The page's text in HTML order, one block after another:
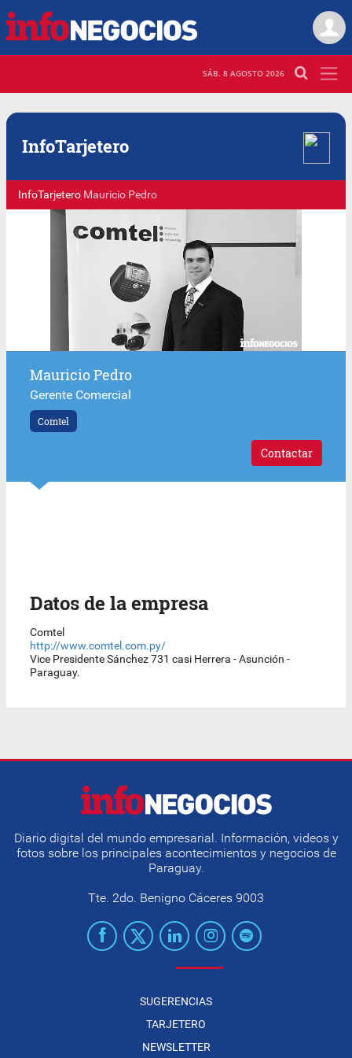
SÁB. 8 AGOSTO 2026
InfoTarjetero
InfoTarjetero Mauricio Pedro
Mauricio Pedro
Gerente Comercial
Comtel
Contactar
Datos de la empresa
Comtel
http://www.comtel.com.py/
Vice Presidente Sánchez 731 casi Herrera - Asunción -
Paraguay.
Diario digital del mundo empresarial. Información, videos y
fotos sobre los principales acontecimientos y negocios de
Paraguay.
Tte. 2do. Benigno Cáceres 9003
SUGERENCIAS
TARJETERO
NEWSLETTER